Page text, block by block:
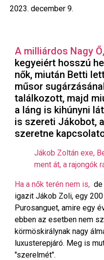
2023. december 9.
A milliárdos Nagy
kegyeiért hosszú
nők, miután Betti
műsor
találkozott, majd
a láng is kihúnyni
is szereti Jákobot,
szeretne
Jákob Zoltán exe,
ment át, a rajongók
Ha a nők terén nem is, de
igazit Jákob Zoli, egy
Purosanguet, amire egy
ebben az esetben nem
körmöskirálynak nagy
luxusterepjáró. Meg is
"szerelmét".